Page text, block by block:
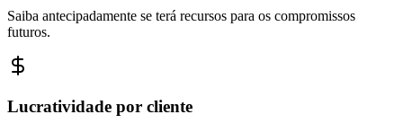
Saiba antecipadamente se terá recursos para os compromissos
futuros.
Lucratividade por cliente